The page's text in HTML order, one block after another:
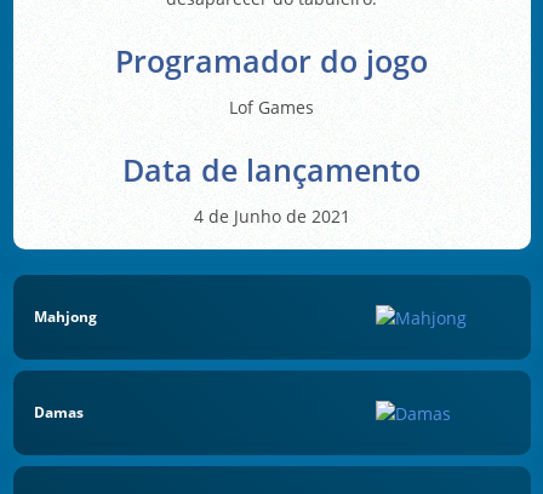
Programador do jogo
Lof Games
Data de lançamento
4 de Junho de 2021
Mahjong
Damas